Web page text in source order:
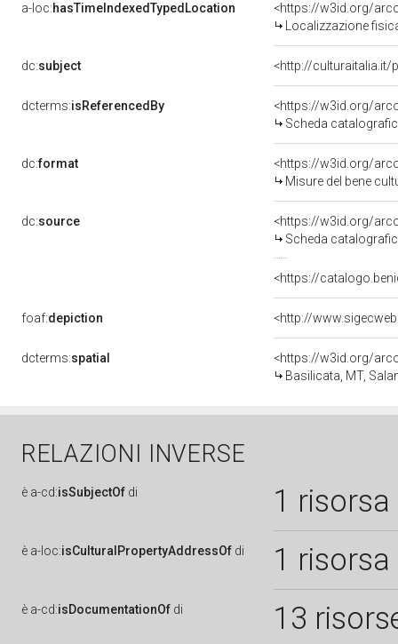
a-loc:hasTimeIndexedTypedLocation
<https://w3id.org/
Localizzazione
dc:subject <http://culturaitalia.it/
dcterms:isReferencedBy
<https://w3id.org/
Scheda
dc:format
<https://w3id.org/
Misure del bene
dc:source
<https://w3id.org/
Scheda
<https://
foaf:depiction <http://
dcterms:spatial
<https://w3id.org/
Basilicata, MT,
RELAZIONI INVERSE
è a-cd:isSubjectOf di 1 risorsa
è a-loc:isCulturalPropertyAddressOf di 1 risorsa
è a-cd:isDocumentationOf di 13